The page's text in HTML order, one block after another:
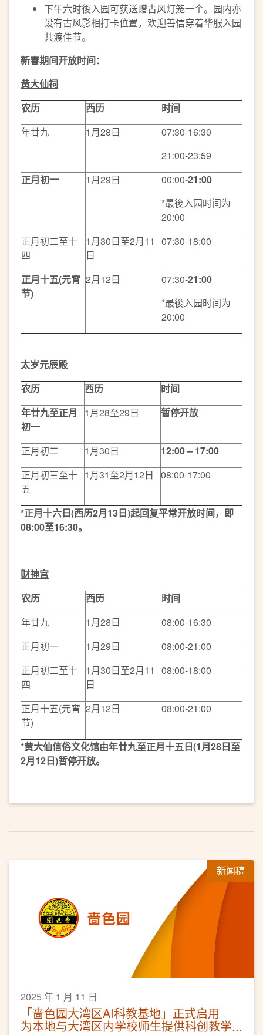
下午六时後入园可获送赠古风灯笼一个。园内亦
设有古风影相打卡位置，欢迎善信穿着华服入园
共渡佳节。
新春期间开放时间：
黄大仙祠
农历
西历
时间
年廿九
1月28日
07:30-16:30
21:00-23:59
正月初一
1月29日 00:00-21:00
*最後入园时间为
20:00
正月初二至十
四
1月30日至2月11
日
07:30-18:00
正月十五(元宵
节)
2月12日 07:30-21:00
*最後入园时间为
20:00
太岁元辰殿
农历
西历
时间
年廿九至正月
初一
1月28至29日 暂停开放
正月初二 1月30日
12:00 – 17:00
正月初三至十
五
1月31至2月12日 08:00-17:00
*正月十六日(西历2月13日)起回复平常开放时间，即
08:00至16:30。
财神宫
农历
西历
时间
年廿九
1月28日
08:00-16:30
正月初一
1月29日
08:00-21:00
正月初二至十
四
1月30日至2月11
日
08:00-18:00
正月十五(元宵
节)
2月12日 08:00-21:00
*黄大仙信俗文化馆由年廿九至正月十五日(1月28日至
2月12日)暂停开放。
新闻稿
2025 年 1 月 11 日
「啬色园大湾区AI科教基地」正式启用
为本地与大湾区内学校师生提供科创教学